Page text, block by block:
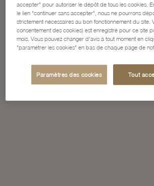
accepter" pour autoriser le dépôt de tous les cookies.
le lien "continuer sans accepter", nous ne pourrons
strictement nécessaires au bon fonctionnement du site.
consentement des cookies) est enregistré pour ce site
mois. Vous pouvez changer d'avis à tout moment en
"paramétrer les cookies" en bas de chaque page de
Paramètres des cookies Tout